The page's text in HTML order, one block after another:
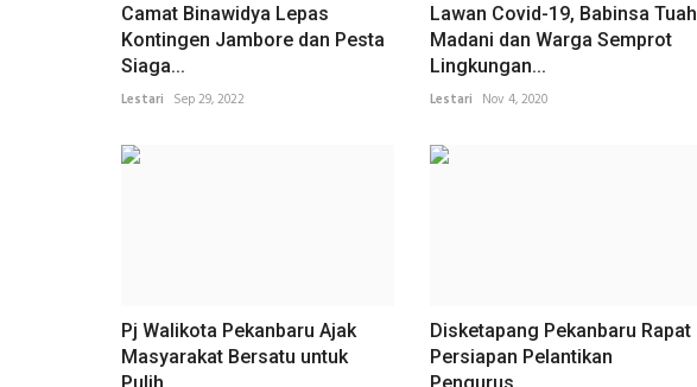
Camat Binawidya Lepas
Kontingen Jambore dan Pesta
Siaga...
Lestari Sep 29, 2022
Lawan Covid-19, Babinsa Tuah
Madani dan Warga Semprot
Lingkungan...
Lestari Nov 4, 2020
Pj Walikota Pekanbaru Ajak
Masyarakat Bersatu untuk
Disketapang Pekanbaru Rapat
Persiapan Pelantikan